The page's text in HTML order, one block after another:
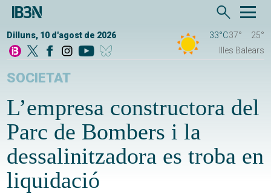
Dilluns, 10 d'agost de 2026 33°C37°
25°
Illes Balears
SOCIETAT
L’empresa constructora del
Parc de Bombers i la
dessalinitzadora es troba en
liquidació